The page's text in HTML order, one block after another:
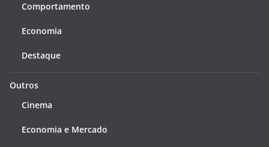
Comportamento
Economia
Destaque
Outros
Cinema
Economia e Mercado